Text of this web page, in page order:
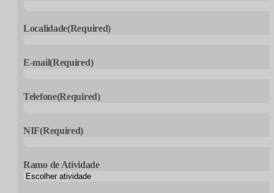
Localidade(Required)
E-mail(Required)
Telefone(Required)
NIF(Required)
Ramo de Atividade